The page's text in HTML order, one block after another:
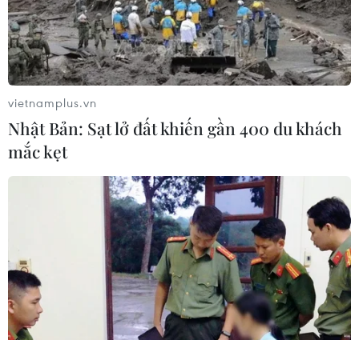
vietnamplus.vn
Nhật Bản: Sạt lở đất khiến gần 400 du khách
mắc kẹt